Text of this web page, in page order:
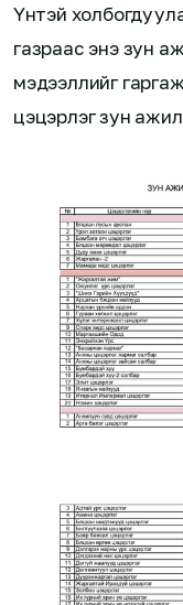
Үүнтэй
газраас энэ зун
мэдээллийг
цэцэрлэг зун